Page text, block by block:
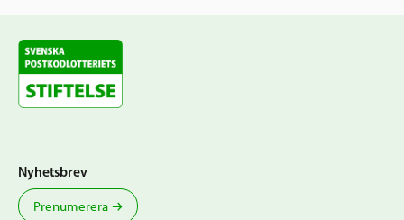
Nyhetsbrev
Prenumerera